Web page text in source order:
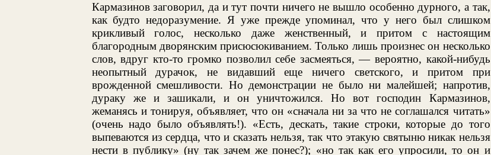
Кармазинов заговорил, да и тут почти ничего не вышло особенно дурного, а так,
как будто недоразумение. Я уже прежде упоминал, что у него был слишком
крикливый голос, несколько даже женственный, и притом с настоящим
благородным дворянским присюсюкиванием. Только лишь произнес он несколько
слов, вдруг кто-то громко позволил себе засмеяться, — вероятно, какой-нибудь
неопытный дурачок, не видавший еще ничего светского, и притом при
врожденной смешливости. Но демонстрации не было ни малейшей; напротив,
дураку же и зашикали, и он уничтожился. Но вот господин Кармазинов,
жеманясь и тонируя, объявляет, что он «сначала ни за что не соглашался читать»
(очень надо было объявлять!). «Есть, дескать, такие строки, которые до того
выпеваются из сердца, что и сказать нельзя, так что этакую святыню никак нельзя
нести в публику» (ну так зачем же понес?); «но так как его упросили, то он и